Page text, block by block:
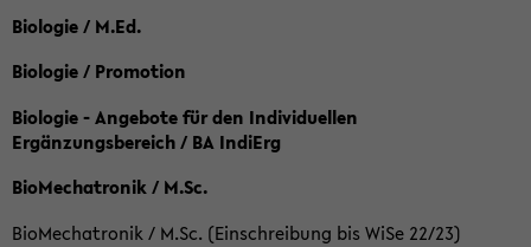
Biologie / M.Ed.
Biologie / Promotion
Biologie - Angebote für den Individuellen
Ergänzungsbereich / BA IndiErg
BioMechatronik / M.Sc.
BioMechatronik / M.Sc. (Einschreibung bis WiSe 22/23)